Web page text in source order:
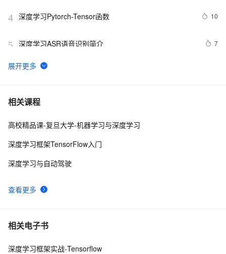
4 深度学习Pytorch-Tensor函数 10
5 深度学习ASR语音识别简介 7
6
Kafka +深度学习+ MQTT搭建可扩展的物联网平台【附
7
8 深入理解深度学习中的卷积神经网络（CNN）：从原理到
习模型
相关课程
查看更多
高校精品课-复旦大学-机器学习与深度学习
深度学习框架TensorFlow入门
深度学习与自动驾驶
相关电子书
深度学习框架实战-Tensorflow